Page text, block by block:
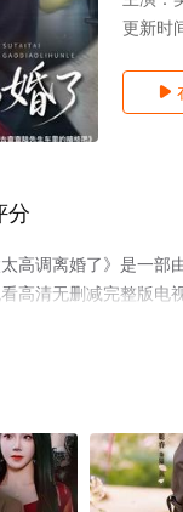
更新时

分
高调离婚了》是一部
高清无删减完整版电